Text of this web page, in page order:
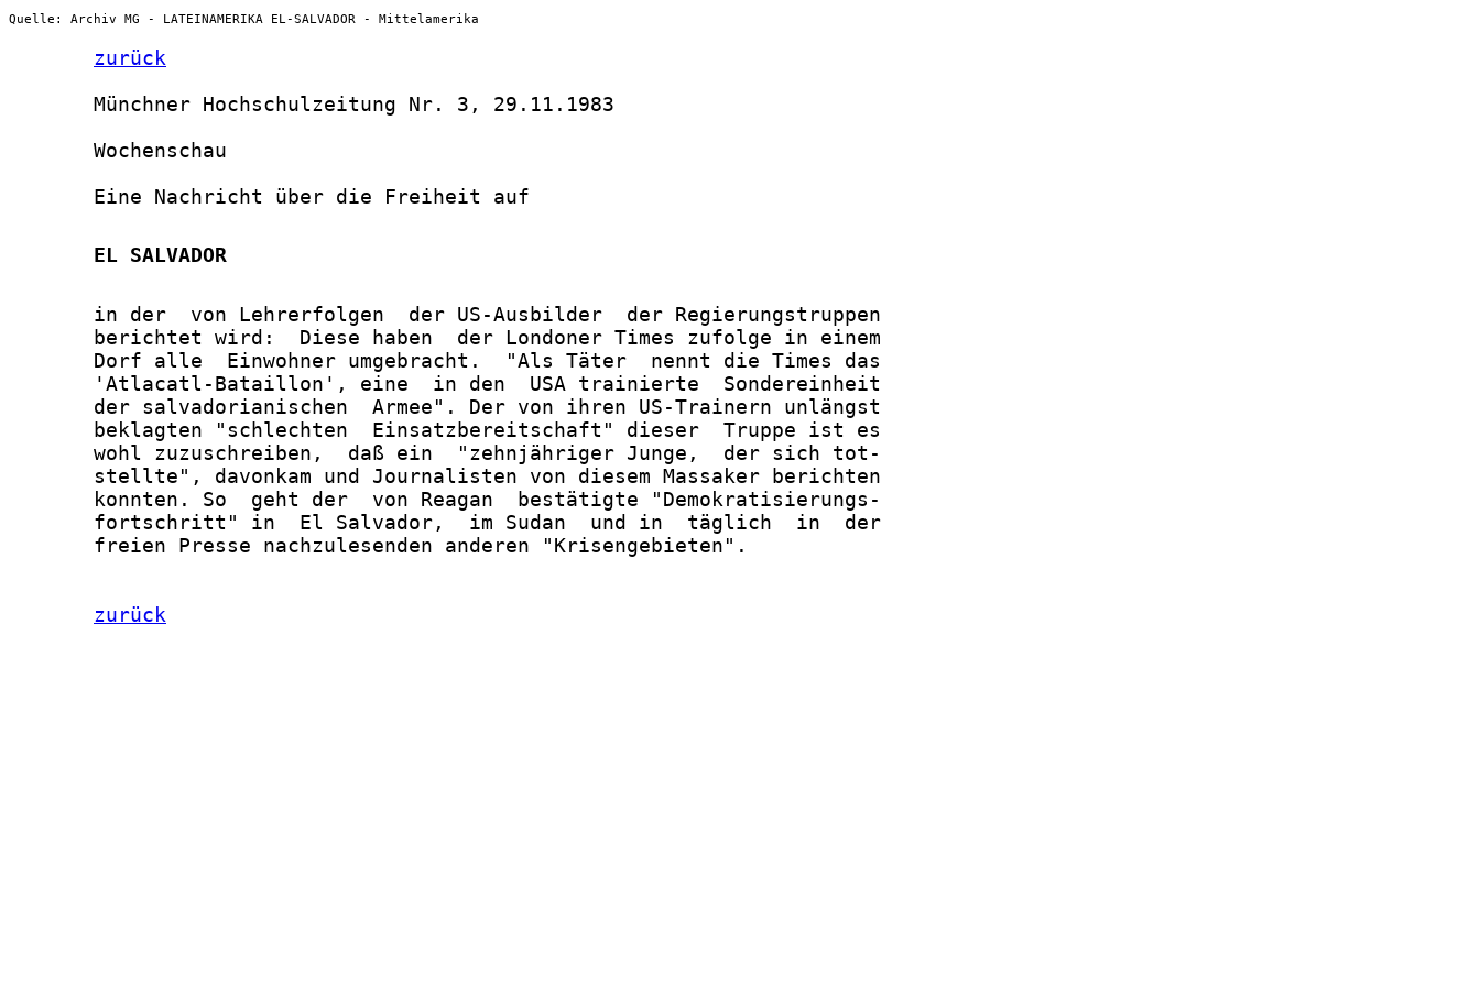
Quelle: Archiv MG - LATEINAMERIKA EL-SALVADOR - Mittelamerika
zurück
       Münchner Hochschulzeitung Nr. 3, 29.11.1983
       Wochenschau
       Eine Nachricht über die Freiheit auf
       EL SALVADOR
       in der  von Lehrerfolgen  der US-Ausbilder  der Regierungstruppen
       berichtet wird:  Diese haben  der Londoner Times zufolge in einem
       Dorf alle  Einwohner umgebracht.  "Als Täter  nennt die Times das
       'Atlacatl-Bataillon', eine  in den  USA trainierte  Sondereinheit
       der salvadorianischen  Armee". Der von ihren US-Trainern unlängst
       beklagten "schlechten  Einsatzbereitschaft" dieser  Truppe ist es
       wohl zuzuschreiben,  daß ein  "zehnjähriger Junge,  der sich tot-
       stellte", davonkam und Journalisten von diesem Massaker berichten
       konnten. So  geht der  von Reagan  bestätigte "Demokratisierungs-
       fortschritt" in  El Salvador,  im Sudan  und in  täglich  in  der
       freien Presse nachzulesenden anderen "Krisengebieten".
zurück